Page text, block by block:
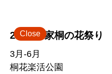
2026 客家桐の花祭り
3月-6月
桐花楽活公園
Close